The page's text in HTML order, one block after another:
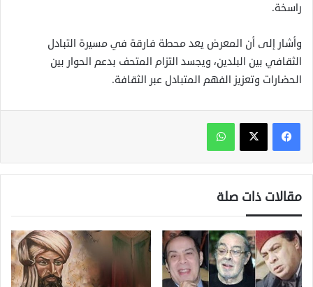
راسخة.
وأشار إلى أن المعرض يعد محطة فارقة في مسيرة التبادل
الثقافي بين البلدين، ويجسد التزام المتحف بدعم الحوار بين
الحضارات وتعزيز الفهم المتبادل عبر الثقافة.
واتساب
مقالات ذات صلة